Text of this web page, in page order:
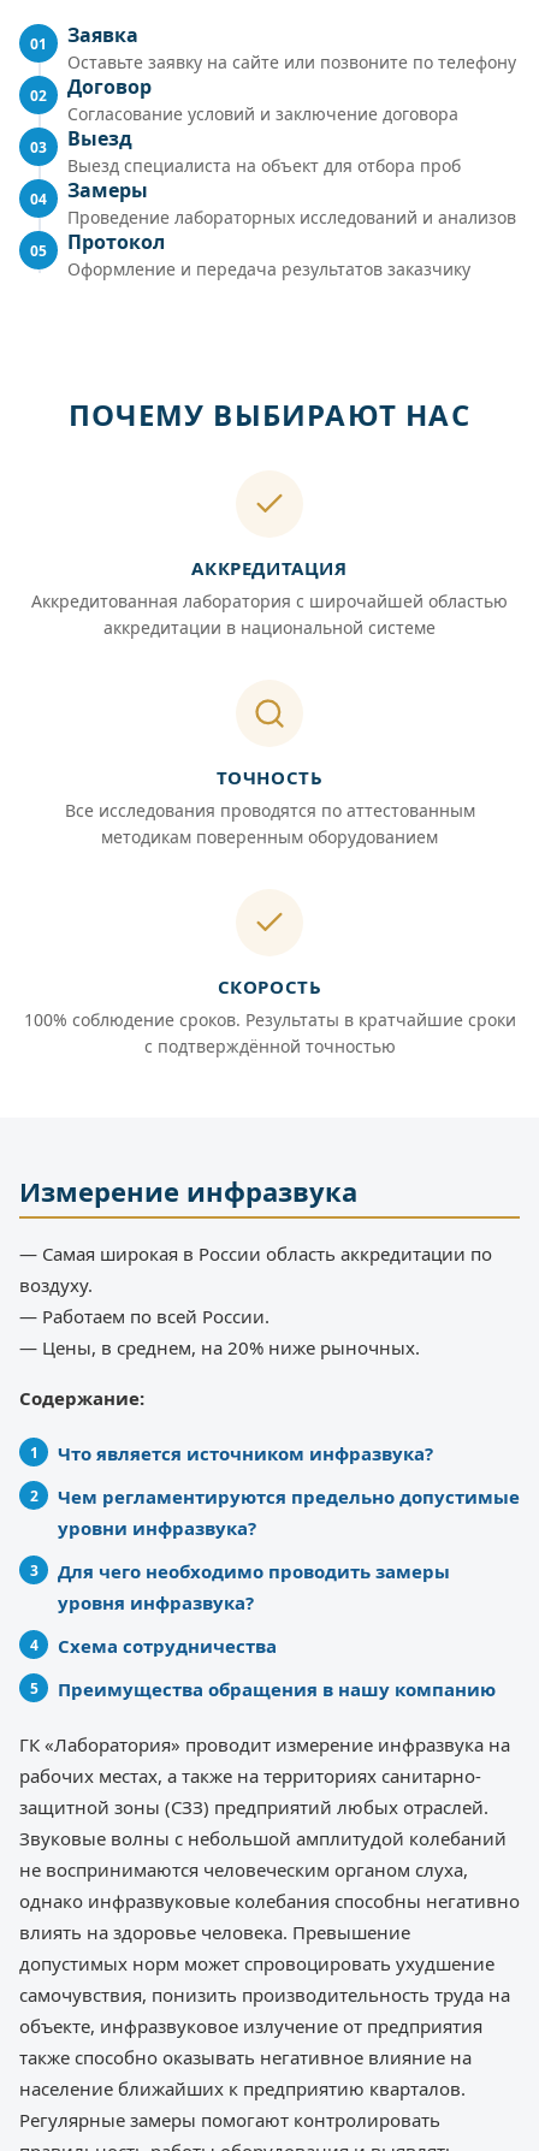
01 Заявка
Оставьте заявку на сайте или позвоните по телефону
02 Договор
Согласование условий и заключение договора
03 Выезд
Выезд специалиста на объект для отбора проб
04 Замеры
Проведение лабораторных исследований и анализов
05 Протокол
Оформление и передача результатов заказчику
ПОЧЕМУ ВЫБИРАЮТ НАС
АККРЕДИТАЦИЯ
Аккредитованная лаборатория с широчайшей областью
аккредитации в национальной системе
ТОЧНОСТЬ
Все исследования проводятся по аттестованным
методикам поверенным оборудованием
СКОРОСТЬ
100% соблюдение сроков. Результаты в кратчайшие сроки
с подтверждённой точностью
Измерение инфразвука
— Самая широкая в России область аккредитации по
воздуху.
— Работаем по всей России.
— Цены, в среднем, на 20% ниже рыночных.
Содержание:
Что является источником инфразвука?
Чем регламентируются предельно допустимые
уровни инфразвука?
Для чего необходимо проводить замеры
уровня инфразвука?
Схема сотрудничества
Преимущества обращения в нашу компанию
ГК «Лаборатория» проводит измерение инфразвука на
рабочих местах, а также на территориях санитарно-
защитной зоны (СЗЗ) предприятий любых отраслей.
Звуковые волны с небольшой амплитудой колебаний
не воспринимаются человеческим органом слуха,
однако инфразвуковые колебания способны негативно
влиять на здоровье человека. Превышение
допустимых норм может спровоцировать ухудшение
самочувствия, понизить производительность труда на
объекте, инфразвуковое излучение от предприятия
также способно оказывать негативное влияние на
население ближайших к предприятию кварталов.
Регулярные замеры помогают контролировать